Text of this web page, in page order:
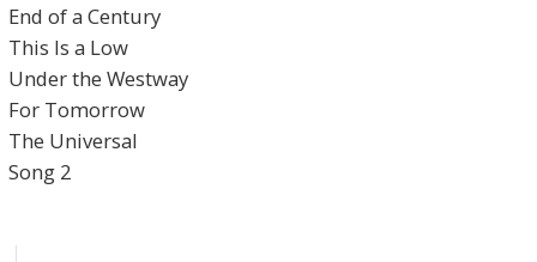
End of a Century
This Is a Low
Under the Westway
For Tomorrow
The Universal
Song 2